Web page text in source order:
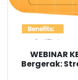
WEBINAR
Bergerak: